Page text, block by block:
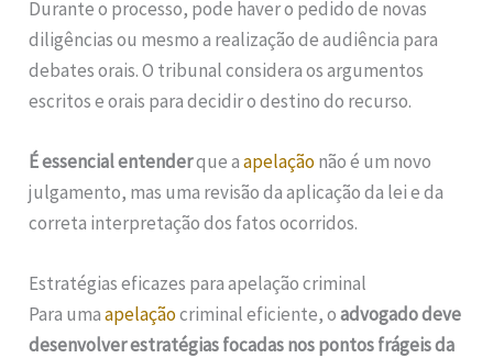
Durante o processo, pode haver o pedido de novas
diligências ou mesmo a realização de audiência para
debates orais. O tribunal considera os argumentos
escritos e orais para decidir o destino do recurso.
É essencial entenderque aapelaçãonão é um novo
julgamento, mas uma revisão da aplicação da lei e da
correta interpretação dos fatos ocorridos.
Estratégias eficazes para apelação criminal
Para umaapelaçãocriminal eficiente, oadvogado deve
desenvolver estratégias focadas nos pontos frágeis da